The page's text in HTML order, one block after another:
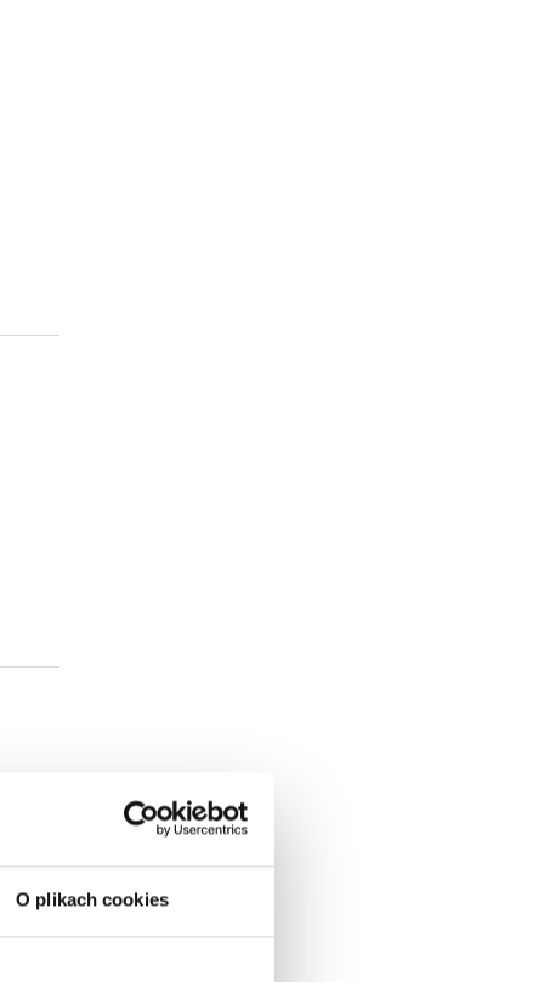
O plikach cookies